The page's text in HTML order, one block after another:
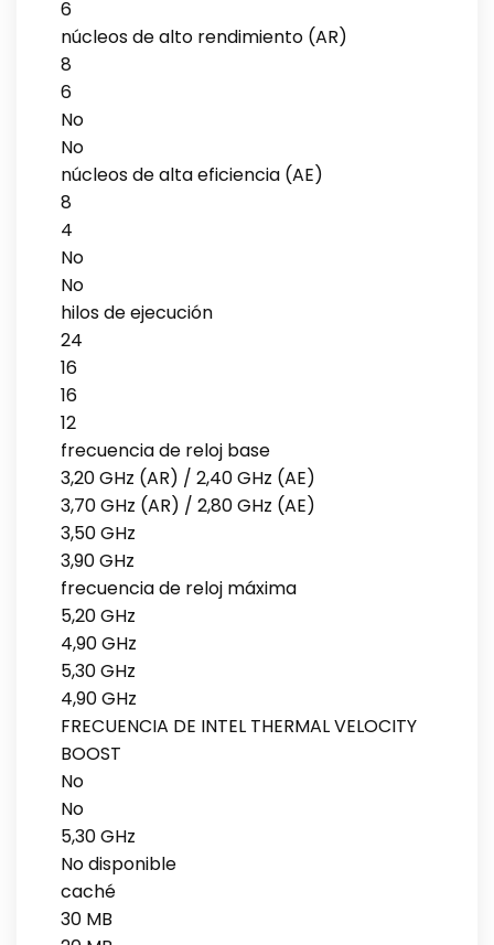
6
núcleos de alto rendimiento (AR)
8
6
No
No
núcleos de alta eficiencia (AE)
8
4
No
No
hilos de ejecución
24
16
16
12
frecuencia de reloj base
3,20 GHz (AR) / 2,40 GHz (AE)
3,70 GHz (AR) / 2,80 GHz (AE)
3,50 GHz
3,90 GHz
frecuencia de reloj máxima
5,20 GHz
4,90 GHz
5,30 GHz
4,90 GHz
FRECUENCIA DE INTEL THERMAL VELOCITY
BOOST
No
No
5,30 GHz
No disponible
caché
30 MB